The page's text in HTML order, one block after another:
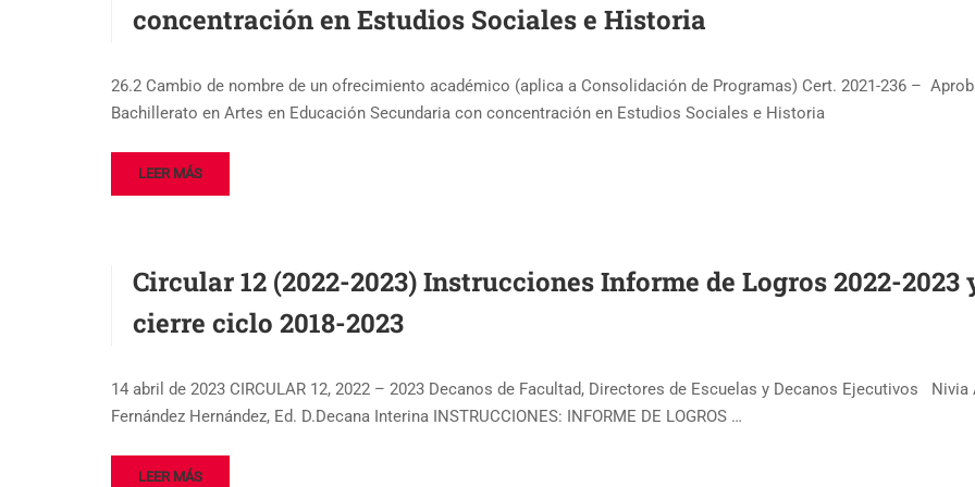
concentración en Estudios Sociales e Historia
26.2 Cambio de nombre de un ofrecimiento académico (aplica a Consolidación de Programas) Cert. 2021-236 –
Bachillerato en Artes en Educación Secundaria con concentración en Estudios Sociales e Historia
LEER MÁS
Circular 12 (2022-2023) Instrucciones Informe de Logros 2022-2023
cierre ciclo 2018-2023
14 abril de 2023 CIRCULAR 12, 2022 – 2023 Decanos de Facultad, Directores de Escuelas y Decanos Ejecutivos Nivia
Fernández Hernández, Ed. D.Decana Interina INSTRUCCIONES: INFORME DE LOGROS …
LEER MÁS